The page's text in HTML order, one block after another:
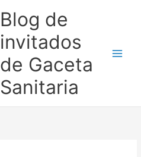
Blog de
invitados
de Gaceta
Sanitaria